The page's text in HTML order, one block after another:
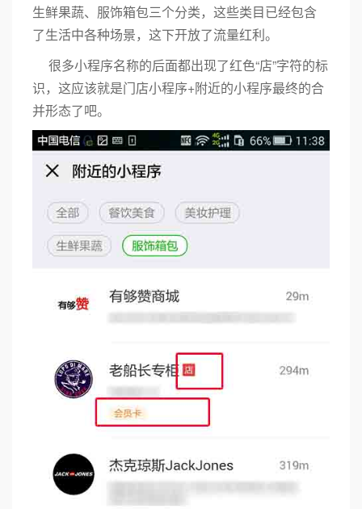
生鲜果蔬、服饰箱包三个分类，这些类目已经包含
了生活中各种场景，这下开放了流量红利。
很多小程序名称的后面都出现了红色“店”字符的标
识，这应该就是门店小程序+附近的小程序最终的合
并形态了吧。